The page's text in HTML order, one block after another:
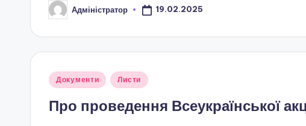
я
т
о
Опубліковано
Адміністратор 19.02.2025
Опубліковано
Документи Листи
Про проведення Всеукраїнської